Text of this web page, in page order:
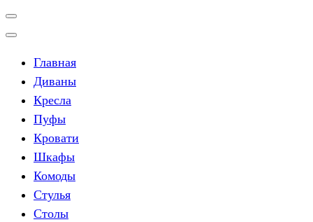
Главная
Диваны
Кресла
Пуфы
Кровати
Шкафы
Комоды
Стулья
Столы